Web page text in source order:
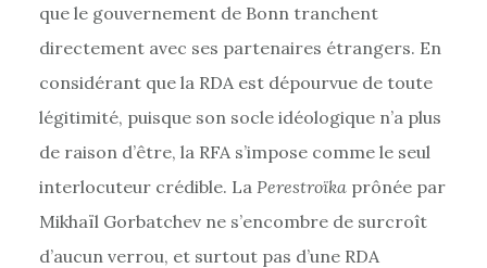
que le gouvernement de Bonn tranchent
directement avec ses partenaires étrangers. En
considérant que la RDA est dépourvue de toute
légitimité, puisque son socle idéologique n’a plus
de raison d’être, la RFA s’impose comme le seul
interlocuteur crédible. La Perestroïkaprônée par
Mikhaïl Gorbatchev ne s’encombre de surcroît
d’aucun verrou, et surtout pas d’une RDA